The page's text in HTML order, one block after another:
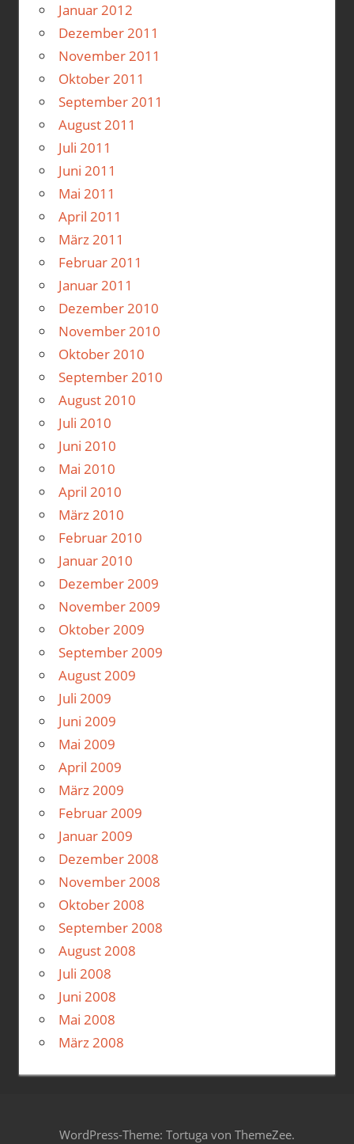
Januar 2012
Dezember 2011
November 2011
Oktober 2011
September 2011
August 2011
Juli 2011
Juni 2011
Mai 2011
April 2011
März 2011
Februar 2011
Januar 2011
Dezember 2010
November 2010
Oktober 2010
September 2010
August 2010
Juli 2010
Juni 2010
Mai 2010
April 2010
März 2010
Februar 2010
Januar 2010
Dezember 2009
November 2009
Oktober 2009
September 2009
August 2009
Juli 2009
Juni 2009
Mai 2009
April 2009
März 2009
Februar 2009
Januar 2009
Dezember 2008
November 2008
Oktober 2008
September 2008
August 2008
Juli 2008
Juni 2008
Mai 2008
März 2008
WordPress-Theme: Tortuga von ThemeZee.